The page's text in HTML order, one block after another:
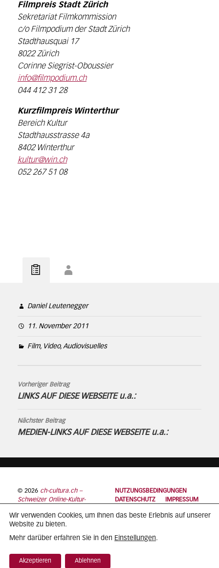
Filmpreis Stadt Zürich
Sekretariat Filmkommission
c/o Filmpodium der Stadt Zürich
Stadthausquai 17
8022 Zürich
Corinne Siegrist-Oboussier
info@filmpodium.ch
044 412 31 28
Kurzfilmpreis Winterthur
Bereich Kultur
Stadthausstrasse 4a
8402 Winterthur
kultur@win.ch
052 267 51 08
Daniel Leutenegger
11. November 2011
Film, Video, Audiovisuelles
Vorheriger Beitrag
LINKS AUF DIESE WEBSEITE u.a.:
Nächster Beitrag
MEDIEN-LINKS AUF DIESE WEBSEITE u.a.:
© 2026 ch-cultura.ch –
Schweizer Online-Kultur-
NUTZUNGSBEDINGUNGEN
DATENSCHUTZ
IMPRESSUM
Wir verwenden Cookies, um Ihnen das beste Erlebnis auf unserer
Website zu bieten.
Mehr darüber erfahren Sie in den Einstellungen.
Akzeptieren Ablehnen